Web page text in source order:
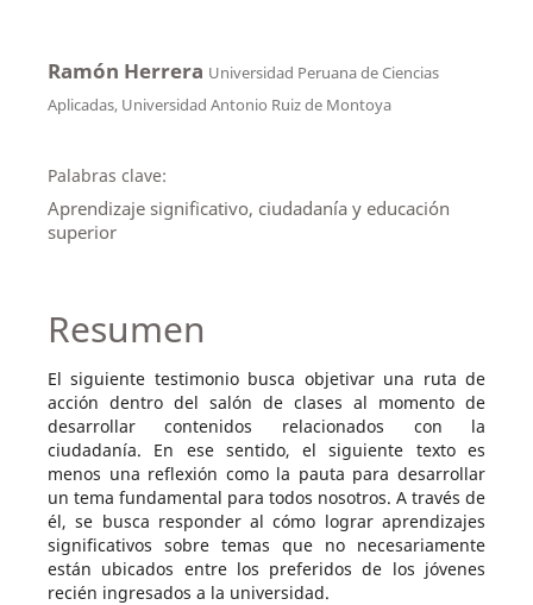
Ramón Herrera Universidad Peruana de Ciencias
Aplicadas, Universidad Antonio Ruiz de Montoya
Palabras clave:
Aprendizaje significativo, ciudadanía y educación
superior
Resumen
El siguiente testimonio busca objetivar una ruta de
acción dentro del salón de clases al momento de
desarrollar contenidos relacionados con la
ciudadanía. En ese sentido, el siguiente texto es
menos una reflexión como la pauta para desarrollar
un tema fundamental para todos nosotros. A través de
él, se busca responder al cómo lograr aprendizajes
significativos sobre temas que no necesariamente
están ubicados entre los preferidos de los jóvenes
recién ingresados a la universidad.